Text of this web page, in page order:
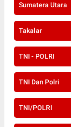
Sumatera Utara
Takalar
TNI - POLRI
TNI Dan Polri
TNI/POLRI